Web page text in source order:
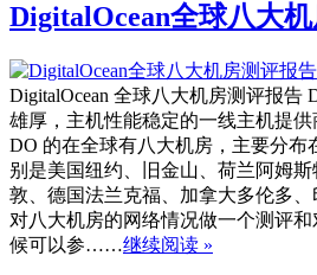
DigitalOcean全球八大
DigitalOcean 全球八大机房测评报告
雄厚，主机性能稳定的一线主机提供
DO 的在全球有八大机房，主要分布
别是美国纽约、旧金山、荷兰阿姆
敦、德国法兰克福、加拿大多伦多
对八大机房的网络情况做一个测评
候可以参……继续阅读 »